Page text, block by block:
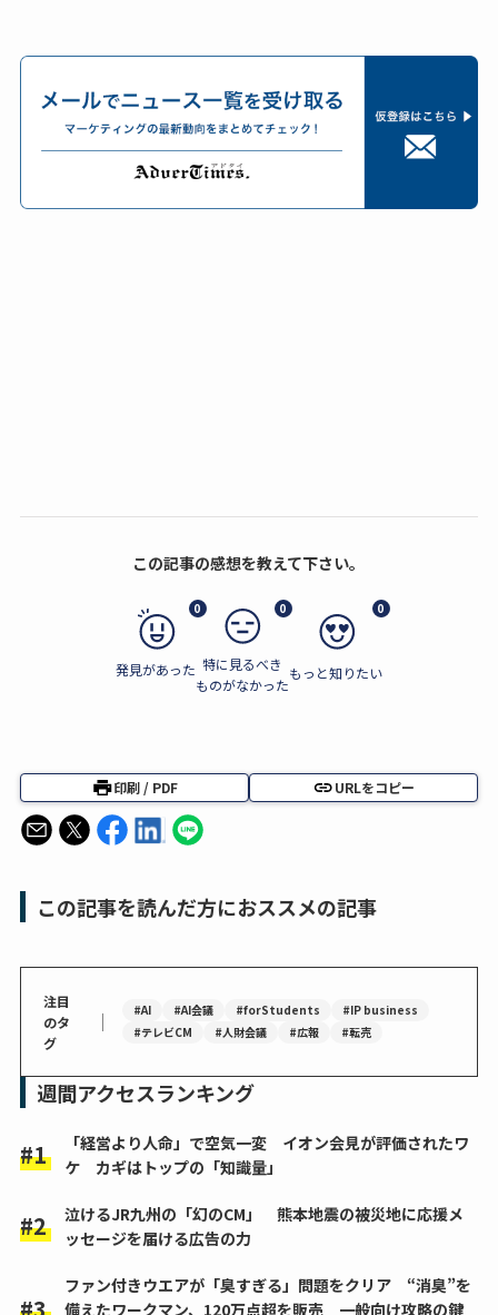
この記事の感想を教えて下さい。
0
発見があった
0
特に見るべき
ものがなかった
0
もっと知りたい
印刷 / PDF URLをコピー
この記事を読んだ方におススメの記事
注目
のタ
グ
｜ #AI #AI会議 #forStudents
#IP business
#テレビCM
#人財会議 #広報 #転売
週間アクセスランキング
「経営より人命」で空気一変 イオン会見が評価されたワ
ケ カギはトップの「知識量」
泣けるJR九州の「幻のCM」 熊本地震の被災地に応援メ
ッセージを届ける広告の力
ファン付きウエアが「臭すぎる」問題をクリア “消臭”を
備えたワークマン、120万点超を販売 一般向け攻略の鍵